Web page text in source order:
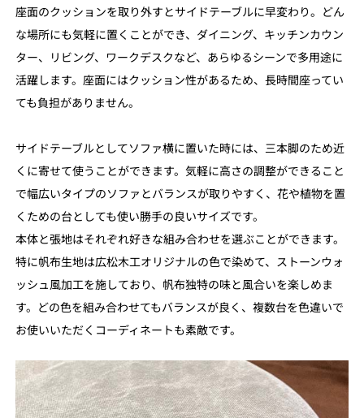
座面のクッションを取り外すとサイドテーブルに早変わり。どん
な場所にも気軽に置くことができ、ダイニング、キッチンカウン
ター、リビング、ワークデスクなど、あらゆるシーンで多用途に
活躍します。座面にはクッション性があるため、長時間座ってい
ても負担がありません。
サイドテーブルとしてソファ横に置いた時には、三本脚のため近
くに寄せて使うことができます。気軽に高さの調整ができること
で幅広いタイプのソファとバランスが取りやすく、花や植物を置
くための台としても使い勝手の良いサイズです。
本体と張地はそれぞれ好きな組み合わせを選ぶことができます。
特に帆布生地は広松木工オリジナルの色で染めて、ストーンウォ
ッシュ風加工を施しており、帆布独特の味と風合いを楽しめま
す。どの色を組み合わせてもバランスが良く、複数台を色違いで
お使いいただくコーディネートも素敵です。